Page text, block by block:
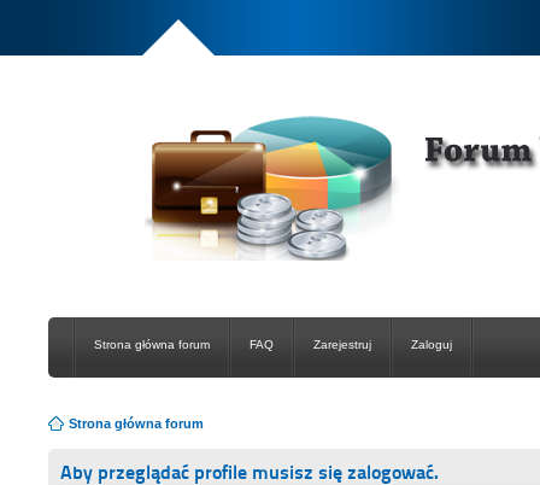
Strona główna forum FAQ Zarejestruj Zaloguj
Strona główna forum
Aby przeglądać profile musisz się zalogować.